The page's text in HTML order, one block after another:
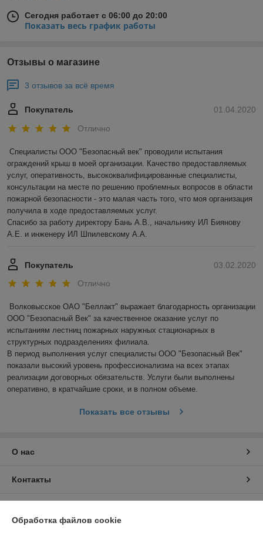
Сегодня работает с 06:00 до 20:00
Показать весь график работы
Отзывы о магазине
3 отзывов за всё время
01.04.2020
Покупатель
Отлично
Специалисты ООО "Безопасный век" проводили испытания
ограждений крыш в моей организации. Качество предоставляемых
услуг, оперативность, высококвалифицированные специалисты,
консультации на месте по решению проблемных вопросов в области
пожарной безопасности - это малая часть того, что моя организация
получила в ходе предоставляемых услуг.
Спасибо за работу директору Бань А.В., начальнику ИЛ Биянову
А.Е. и инженеру ИЛ Шпилевскому А.А.
03.02.2020
Покупатель
Отлично
Волковысское ОАО "Беллакт" выражает благодарность организации
ООО "Безопасный Век" за качественное оказание услуг по
испытаниям лестниц пожарных наружных стационарных в
структурных подразделениях филиала.
В период выполнения услуг специалисты ООО "Безопасный Век"
показали высокий уровень профессионализма на всех этапах
реализации договорных обязательств. Услуги были выполнены
оперативно, в кратчайшие сроки, и в полном объеме.
Показать все отзывы
О нас
Контакты
Обработка файлов cookie